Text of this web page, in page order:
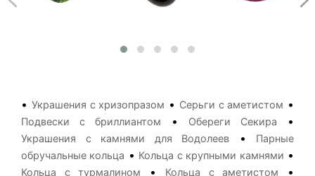
• Украшения с хризопразом • Серьги с аметистом •
Подвески с бриллиантом • Обереги Секира •
Украшения с камнями для Водолеев •
Парные
обручальные кольца • Кольца с крупными камнями •
Кольца с турмалином • Кольца с аметистом •